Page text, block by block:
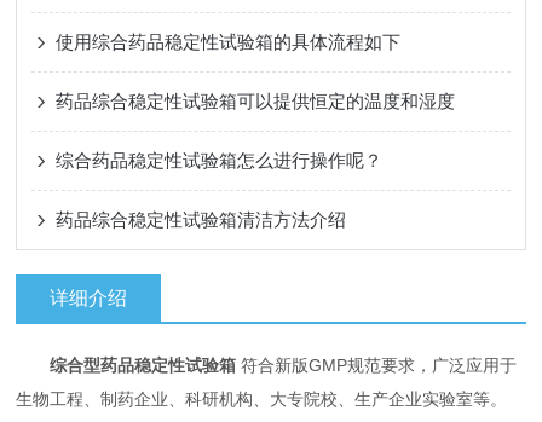
使用综合药品稳定性试验箱的具体流程如下
药品综合稳定性试验箱可以提供恒定的温度和湿度
综合药品稳定性试验箱怎么进行操作呢？
药品综合稳定性试验箱清洁方法介绍
详细介绍
综合型药品稳定性试验箱 符合新版GMP规范要求，广泛应用于
生物工程、制药企业、科研机构、大专院校、生产企业实验室等。